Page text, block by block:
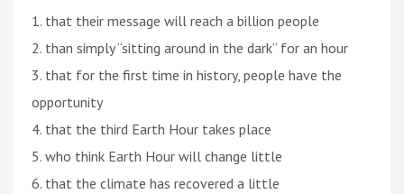
1. that their message will reach a billion people
2. than simply “sitting around in the dark” for an hour
3. that for the first time in history, people have the
opportunity
4. that the third Earth Hour takes place
5. who think Earth Hour will change little
6. that the climate has recovered a little